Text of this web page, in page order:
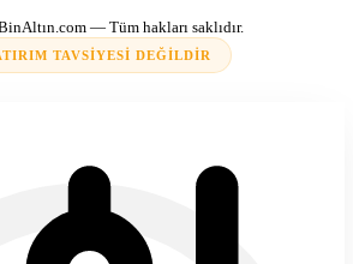
— Tüm hakları saklıdır.
TAVSIYESI DEĞILDIR